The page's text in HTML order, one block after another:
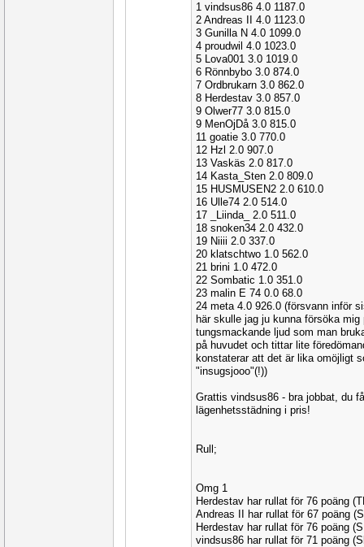
1 vindsus86 4.0 1187.0
2 Andreas II 4.0 1123.0
3 Gunilla N 4.0 1099.0
4 proudwil 4.0 1023.0
5 Lova001 3.0 1019.0
6 Rönnbybo 3.0 874.0
7 Ordbrukarn 3.0 862.0
8 Herdestav 3.0 857.0
9 Olwer77 3.0 815.0
9 MenOjDå 3.0 815.0
11 goatie 3.0 770.0
12 Hzl 2.0 907.0
13 Vaskäs 2.0 817.0
14 Kasta_Sten 2.0 809.0
15 HUSMUSEN2 2.0 610.0
16 Ulle74 2.0 514.0
17 _Liinda_ 2.0 511.0
18 snoken34 2.0 432.0
19 Niiii 2.0 337.0
20 klatschtwo 1.0 562.0
21 brini 1.0 472.0
22 Sombatic 1.0 351.0
23 malin E 74 0.0 68.0
24 meta 4.0 926.0 (försvann inför
här skulle jag ju kunna försöka
tungsmackande ljud som man
på huvudet och tittar lite
konstaterar att det är lika omöjligt
"insugsjooo"(!))
Grattis vindsus86 - bra jobbat, du
lägenhetsstädning i pris!
Rull;
Omg 1
Herdestav har rullat för 76 poäng
Andreas II har rullat för 67 poäng
Herdestav har rullat för 76 poäng
vindsus86 har rullat för 71 poäng